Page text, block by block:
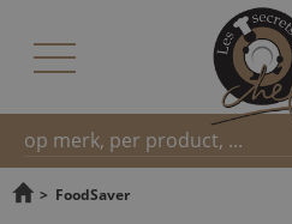
Snel
> FoodSaver